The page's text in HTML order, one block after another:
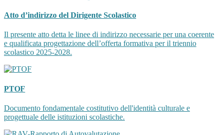
Atto d’indirizzo del Dirigente Scolastico
Il presente atto detta le linee di indirizzo necessarie per una coerente
e qualificata progettazione dell’offerta formativa per il triennio
scolastico 2025-2028.
PTOF
Documento fondamentale costitutivo dell'identità culturale e
progettuale delle istituzioni scolastiche.